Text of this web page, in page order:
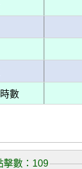
數
擊數：109